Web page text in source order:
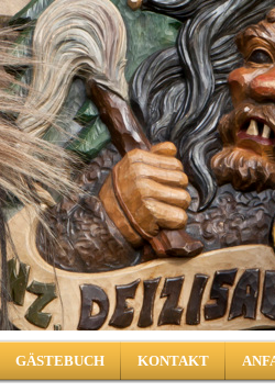
GÄSTEBUCH KONTAKT